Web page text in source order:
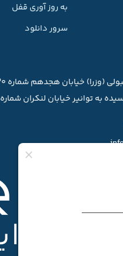
به روز آوری قفل
سرور دانلود
(وزرا) خیابان هجدهم شماره ۳۰
به توانیر خیابان لنکران شماره ۵